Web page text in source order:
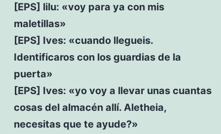
[EPS] lilu: «voy para ya con mis
maletillas»
[EPS] Ives: «cuando llegueis.
Identificaros con los guardias de la
puerta»
[EPS] Ives: «yo voy a llevar unas cuantas
cosas del almacén allí. Aletheia,
necesitas que te ayude?»